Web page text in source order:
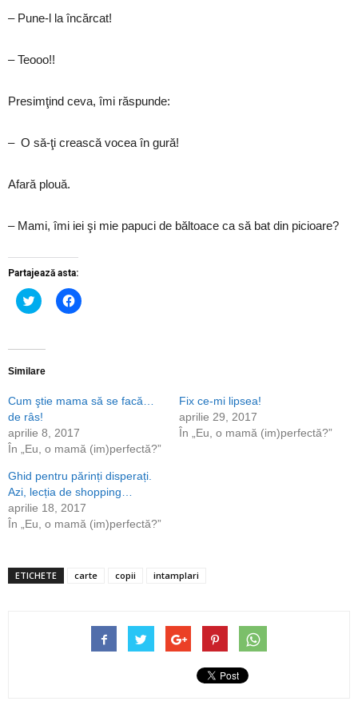
– Pune-l la încărcat!
– Teooo!!
Presimţind ceva, îmi răspunde:
– O să-ţi crească vocea în gură!
Afară plouă.
– Mami, îmi iei şi mie papuci de băltoace ca să bat din picioare?
Partajează asta:
Dă
clic
pe
deschide
fereastră
nouă)
Dă
clic
fereastră
Similare
Cum ştie mama să se facă…
de râs!
aprilie 8, 2017
În „Eu, o mamă (im)perfectă?”
Fix ce-mi lipsea!
aprilie 29, 2017
În „Eu, o mamă (im)perfectă?”
Ghid pentru părinți disperați.
Azi, lecția de shopping…
aprilie 18, 2017
În „Eu, o mamă (im)perfectă?”
ETICHETE carte copii intamplari